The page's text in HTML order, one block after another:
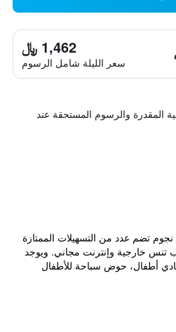
1,462 ﷼
سعر الليلة شامل الرسوم
المقدرة والرسوم المستحقة عند
الملكية الراقية هذه والمصنفة 3 نجوم تضم عدد من التسهيلات الممتازة
خارجية وإنترنت مجاني. ويوجد
أطفال، حوض سباحة للأطفال